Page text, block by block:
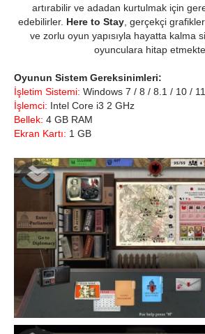
artırabilir ve adadan kurtulmak için
edebilirler. Here to Stay, gerçekçi
ve zorlu oyun yapısıyla hayatta kalma
oyunculara hitap
Oyunun Sistem Gereksinimleri:
İşletim Sistemi: Windows 7 / 8 / 8.1 / 10 /
İşlemci: Intel Core i3 2 GHz
Bellek: 4 GB RAM
Ekran Kartı: 1 GB